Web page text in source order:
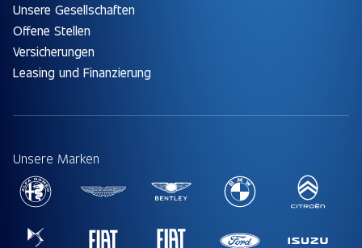
Unsere Gesellschaften
Offene Stellen
Versicherungen
Leasing und Finanzierung
Unsere Marken